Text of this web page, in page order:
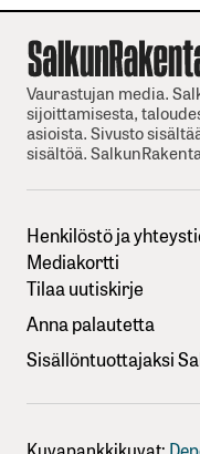
Vaurastujan media.
sijoittamisesta,
asioista. Sivusto
sisältöä.
Henkilöstö ja
Mediakortti
Tilaa uutiskirje
Anna palautetta
Sisällöntuottajaksi